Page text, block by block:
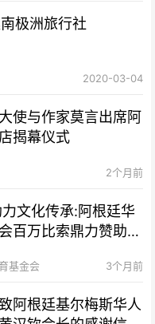
极洲旅行社
2020-03-04
使与作家莫言出席阿
揭幕仪式
2个月前
文化传承:阿根廷华
百万比索鼎力赞助水
基金会 3个月前
阿根廷基尔梅斯华人